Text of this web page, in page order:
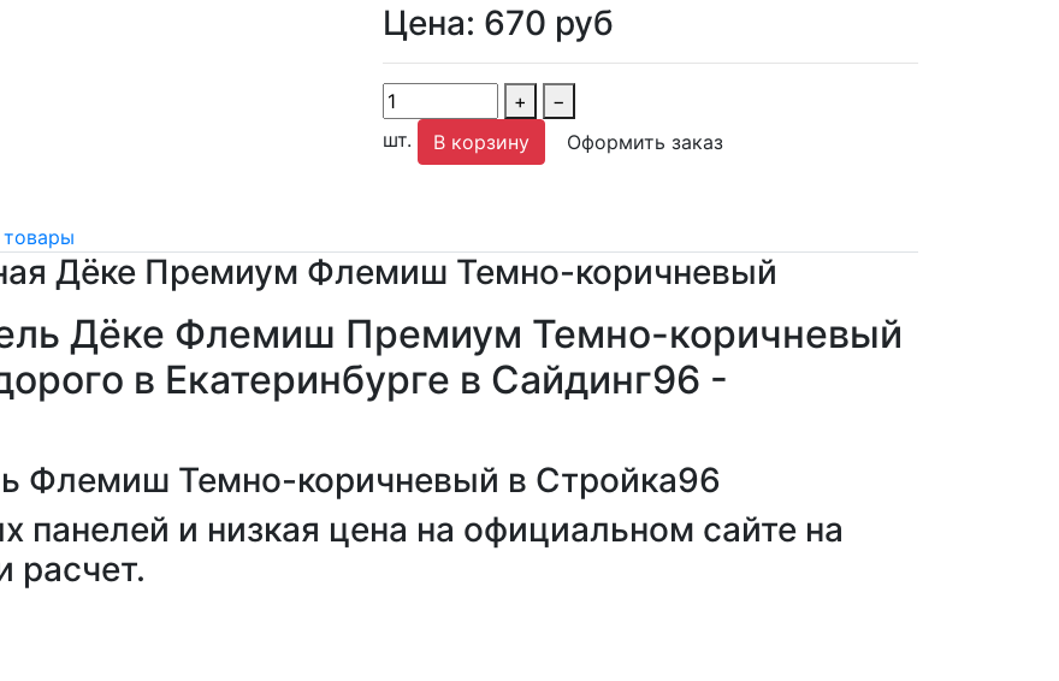
Цена: 670 руб
+
−
шт.
В корзину Оформить заказ
Дёке Премиум Флемиш Темно-коричневый
Дёке Флемиш Премиум Темно-коричневый
в Екатеринбурге в Сайдинг96 -
и низкая цена на официальном сайте на
расчет.